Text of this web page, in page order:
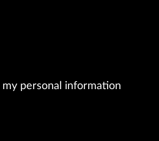
personal information